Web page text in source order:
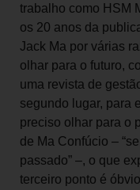
trabalho como HSM
os 20 anos da
Jack Ma por várias
olhar para o futuro,
uma revista de
segundo lugar, para
preciso olhar para o
de Ma Confúcio –
passado” –, o que
terceiro ponto é